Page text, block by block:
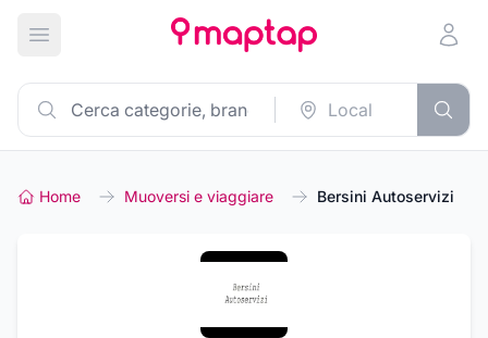
Apri menu principale
Home Muoversi e viaggiare Bersini Autoservizi